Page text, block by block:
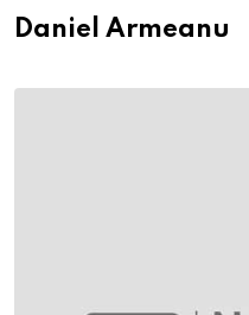
Daniel Armeanu